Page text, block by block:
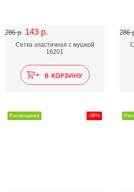
286 р. 143 р.
Сетка эластичная с мушкой
16201
286
-50%
Распродажа